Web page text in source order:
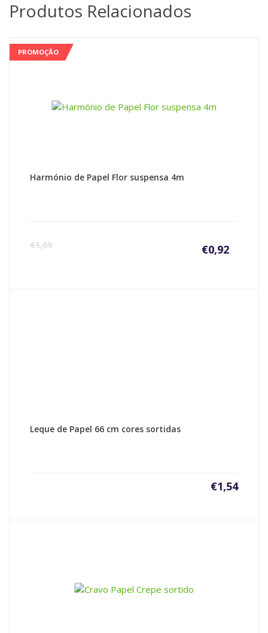
Produtos Relacionados
PROMOÇÃO
Harmónio de Papel Flor suspensa 4m
€1,09 €0,92
Leque de Papel 66 cm cores sortidas
€1,54